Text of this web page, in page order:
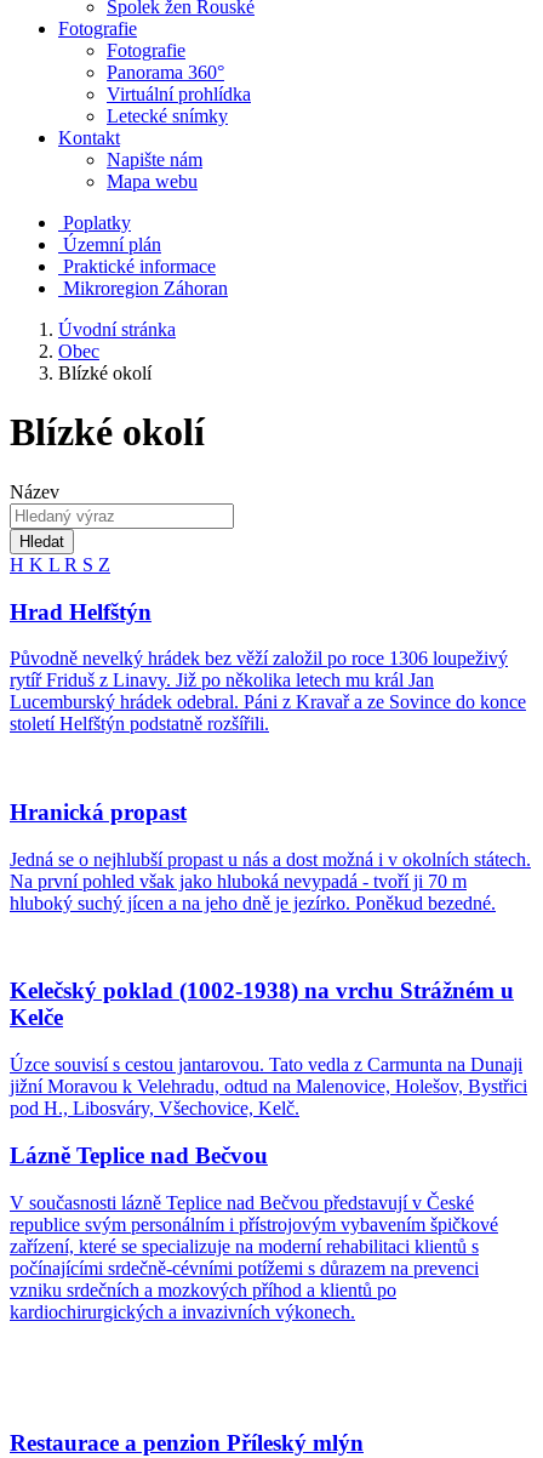
Spolek žen Rouské
Fotografie
Fotografie
Panorama 360°
Virtuální prohlídka
Letecké snímky
Kontakt
Napište nám
Mapa webu
Poplatky
Územní plán
Praktické informace
Mikroregion Záhoran
Úvodní stránka
Obec
Blízké okolí
Blízké okolí
Název
Hledat
H K L R S Z
Hrad Helfštýn
Původně nevelký hrádek bez věží založil po roce 1306 loupeživý
rytíř Friduš z Linavy. Již po několika letech mu král Jan
Lucemburský hrádek odebral. Páni z Kravař a ze Sovince do konce
století Helfštýn podstatně rozšířili.
Hranická propast
Jedná se o nejhlubší propast u nás a dost možná i v okolních státech.
Na první pohled však jako hluboká nevypadá - tvoří ji 70 m
hluboký suchý jícen a na jeho dně je jezírko. Poněkud bezedné.
Kelečský poklad (1002-1938) na vrchu Strážném u
Kelče
Úzce souvisí s cestou jantarovou. Tato vedla z Carmunta na Dunaji
jižní Moravou k Velehradu, odtud na Malenovice, Holešov, Bystřici
pod H., Libosváry, Všechovice, Kelč.
Lázně Teplice nad Bečvou
V současnosti lázně Teplice nad Bečvou představují v České
republice svým personálním i přístrojovým vybavením špičkové
zařízení, které se specializuje na moderní rehabilitaci klientů s
počínajícími srdečně-cévními potížemi s důrazem na prevenci
vzniku srdečních a mozkových příhod a klientů po
kardiochirurgických a invazivních výkonech.
Restaurace a penzion Příleský mlýn